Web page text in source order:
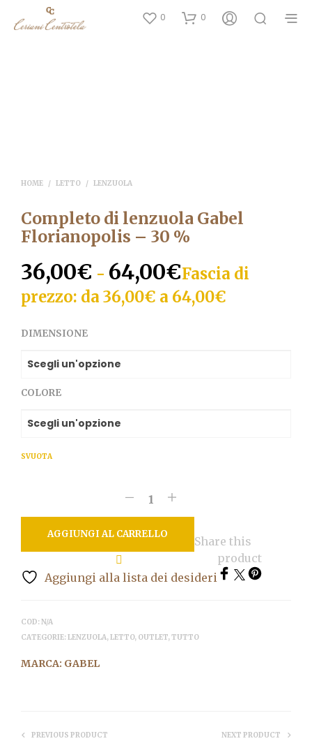
0 0
HOME / LETTO / LENZUOLA
Completo di lenzuola Gabel
Florianopolis – 30 %
36,00€ - 64,00€Fascia di
prezzo: da 36,00€ a 64,00€
DIMENSIONE
COLORE
SVUOTA
AGGIUNGI AL CARRELLO
Aggiungi alla lista dei desideri
Share this
product
COD:N/A
CATEGORIE:LENZUOLA,LETTO, OUTLET,TUTTO
MARCA: GABEL
PREVIOUS PRODUCT NEXT PRODUCT